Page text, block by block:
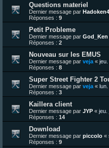
Questions materiel
Dernier message par
Réponses : 9
Petit Probleme
Dernier message par God_Ken
Réponses : 2
Nouveau sur les EMUS
Dernier message par veja «
Réponses : 8
Super Street Fighter 2
Dernier message par veja «
Réponses : 3
Kaillera client
Dernier message par JYP « jeu.
Réponses : 14
Download
Dernier message par piccolo «
Réponses : 9